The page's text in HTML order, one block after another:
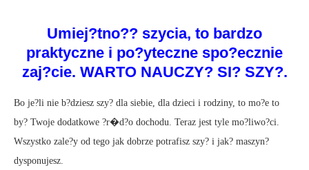
Umiej?tno?? szycia, to bardzo
praktyczne i po?yteczne spo?ecznie
zaj?cie. WARTO NAUCZY? SI? SZY?.
Bo je?li nie b?dziesz szy? dla siebie, dla dzieci i rodziny, to mo?e to
by? Twoje dodatkowe ?r�d?o dochodu. Teraz jest tyle mo?liwo?ci.
Wszystko zale?y od tego jak dobrze potrafisz szy? i jak? maszyn?
dysponujesz.